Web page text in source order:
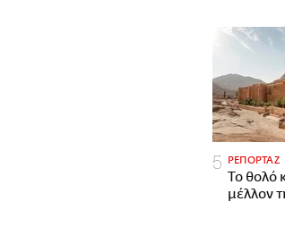
ΡΕΠΟΡΤΑΖ
Το θολό
μέλλον